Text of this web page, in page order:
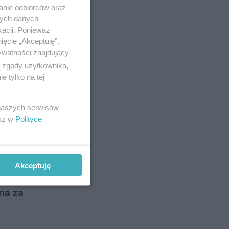
za
odbiorców oraz
danych
Ponieważ
„Akceptuję”.
znajdujący
użytkownika,
tylko na tej
serwisów
w Polityce
Akceptuję